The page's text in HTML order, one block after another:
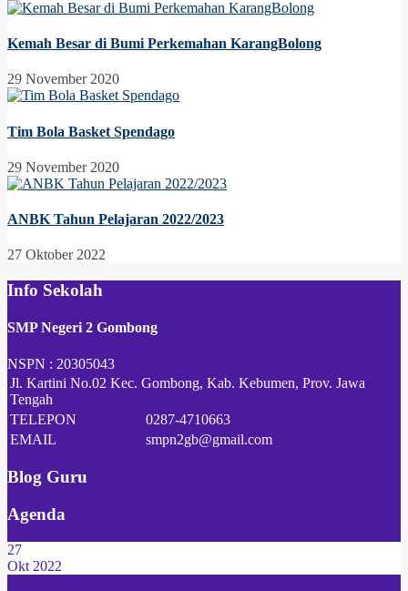
Kemah Besar di Bumi Perkemahan KarangBolong
29 November 2020
Tim Bola Basket Spendago
29 November 2020
ANBK Tahun Pelajaran 2022/2023
27 Oktober 2022
Info Sekolah
SMP Negeri 2 Gombong
NSPN : 20305043
Jl. Kartini No.02 Kec. Gombong, Kab. Kebumen, Prov. Jawa
Tengah
TELEPON
0287-4710663
EMAIL
smpn2gb@gmail.com
Blog Guru
Agenda
27
Okt 2022